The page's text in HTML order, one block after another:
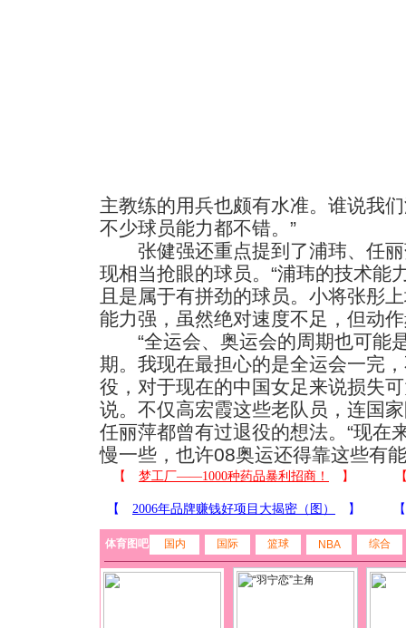
主教练的用兵也颇有水准。谁说我
不少球员能力都不错。”
张健强还重点提到了浦玮、任丽
现相当抢眼的球员。“浦玮的技术能
且是属于有拼劲的球员。小将张彤
能力强，虽然绝对速度不足，但动
“全运会、奥运会的周期也可能
期。我现在最担心的是全运会一完
役，对于现在的中国女足来说损失
说。不仅高宏霞这些老队员，连国
任丽萍都曾有过退役的想法。“现在
慢一些，也许08奥运还得靠这些有
体育图吧 国内 国际 篮球 NBA 综合